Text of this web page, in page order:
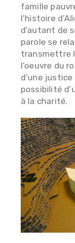
famille
l’histoire
d’autant de
parole se
transmettre
l’oeuvre du
d’une
possibilité
à la charité.